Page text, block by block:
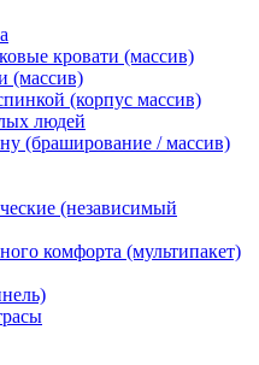
кровати (массив)
(массив)
(корпус массив)
людей
(браширование / массив)
(независимый
комфорта (мультипакет)